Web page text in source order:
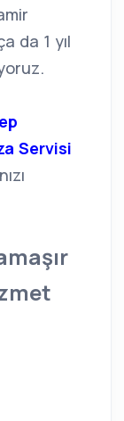
da 1 yıl
Servisi